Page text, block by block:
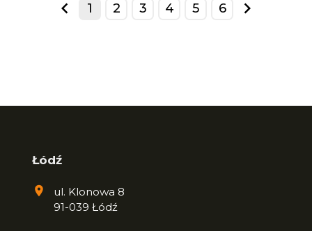
prev
1 2 3 4 5 6
next
Łódź
ul. Klonowa 8
91-039 Łódź